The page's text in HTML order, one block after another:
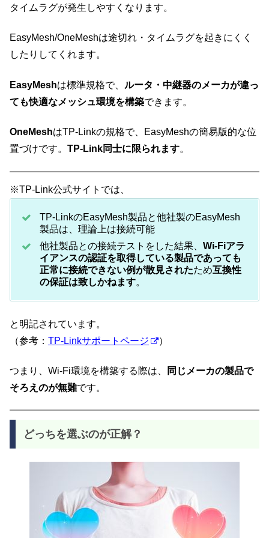
タイムラグが発生しやすくなります。
EasyMesh/OneMeshは途切れ・タイムラグを起きにくく
したりしてくれます。
EasyMeshは標準規格で、 ルータ・中継器のメーカが違っ
ても快適なメッシュ環境を構築できます。
OneMeshはTP-Linkの規格で、EasyMeshの簡易版的な位
置づけです。 TP-Link同士に限られます。
※TP-Link公式サイトでは、
TP-LinkのEasyMesh製品と他社製のEasyMesh
製品は、理論上は接続可能
他社製品との接続テストをした結果、 Wi-Fiアラ
イアンスの認証を取得している製品であっても
正常に接続できない例が散見されたため互換性
の保証は致しかねます。
と明記されています。
（参考： TP-Linkサポートページ ）
つまり、Wi-Fi環境を構築する際は、
同じメーカの製品で
そろえのが無難です。
どっちを選ぶのが正解？